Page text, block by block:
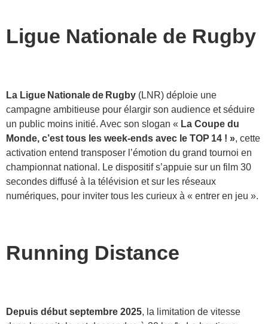
Ligue Nationale de Rugby
La Ligue Nationale de Rugby (LNR) déploie une
campagne ambitieuse pour élargir son audience et séduire
un public moins initié. Avec son slogan « La Coupe du
Monde, c’est tous les week-ends avec le TOP 14 ! », cette
activation entend transposer l’émotion du grand tournoi en
championnat national. Le dispositif s’appuie sur un film 30
secondes diffusé à la télévision et sur les réseaux
numériques, pour inviter tous les curieux à « entrer en jeu ».
Running Distance
Depuis début septembre 2025, la limitation de vitesse